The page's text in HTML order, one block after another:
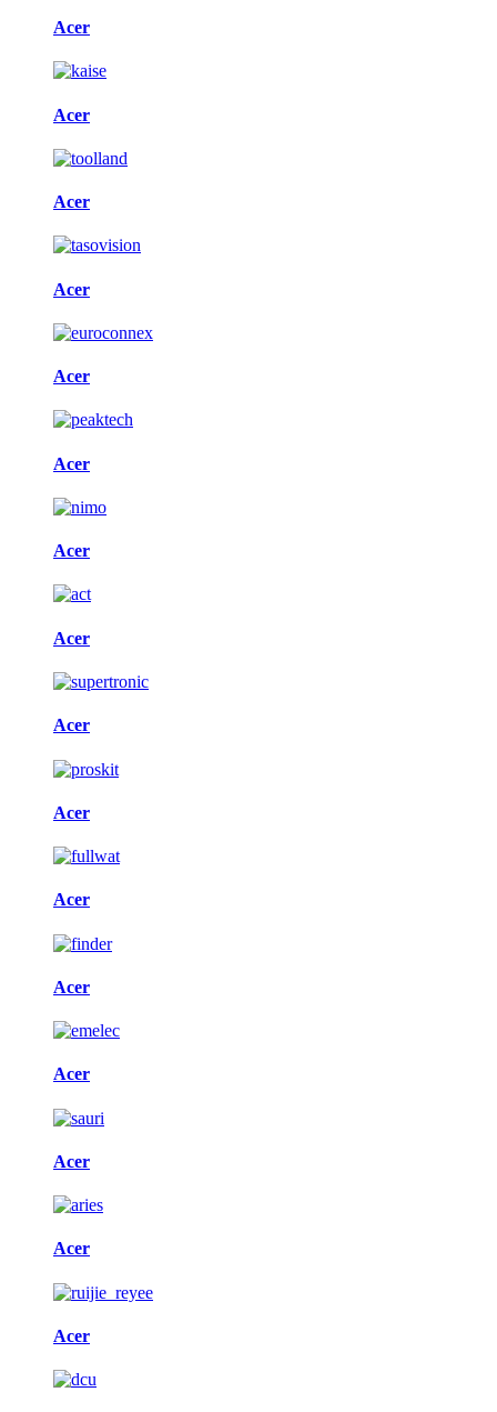
Acer
Acer
Acer
Acer
Acer
Acer
Acer
Acer
Acer
Acer
Acer
Acer
Acer
Acer
Acer
Acer